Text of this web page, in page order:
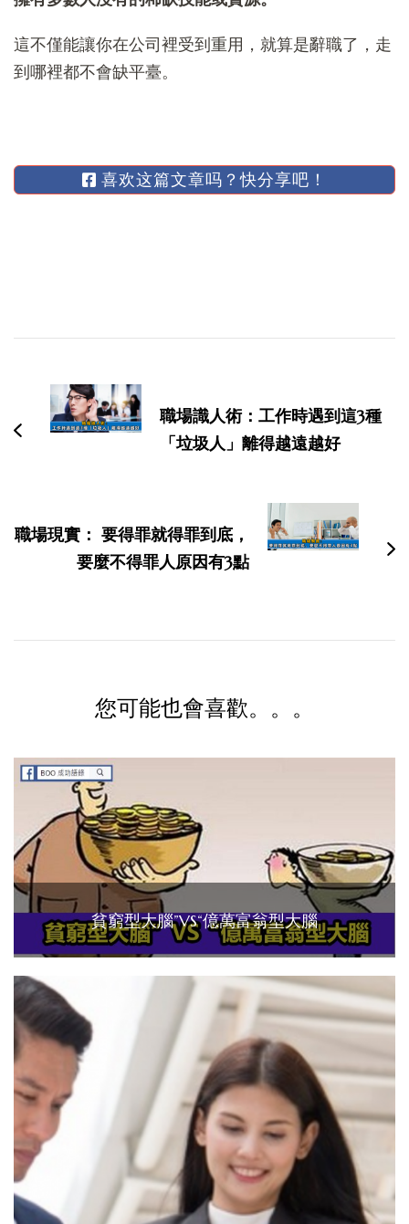
這不僅能讓你在公司裡受到重用，就算是辭職了，走
到哪裡都不會缺平臺。
喜欢这篇文章吗？快分享吧！
航
職場識人術：工作時遇到這3種
「垃圾人」離得越遠越好
職場現實： 要得罪就得罪到底，
要麼不得罪人原因有3點
您可能也會喜歡。。。
貧窮型大腦”VS“億萬富翁型大腦